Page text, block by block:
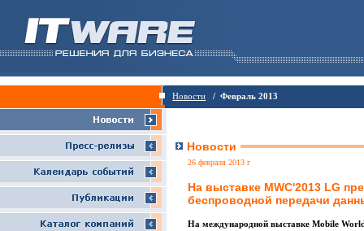
Новости / Февраль 2013
Новости
26 февраля 2013 г
На выставке MWC'2013 LG
беспроводной передачи
На международной выставке Mobile